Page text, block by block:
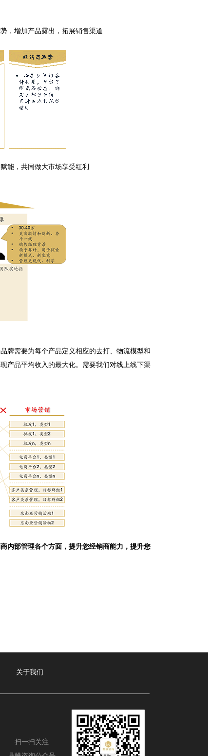
，增加产品露出，拓展销售渠道
能，共同做大市场享受红利
需要为每个产品定义相应的去打、物流模型和
产品平均收入的最大化。需要我们对线上线下渠
部管理各个方面，提升您经销商能力，提升您
扫一扫关注
关于我们